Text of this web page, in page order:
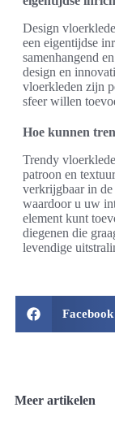
Design
een eigentijdse
samenhangend
design en
vloerkleden zijn
sfeer willen
Hoe kunnen
Trendy
patroon en
verkrijgbaar in
waardoor u uw
element kunt
diegenen die
levendige
Facebook
Meer artikelen